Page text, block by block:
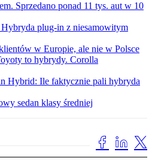
Sprzedano ponad 11 tys. aut w 10
plug-in z niesamowitym
w Europie, ale nie w Polsce
to hybrydy. Corolla
Hybrid: Ile faktycznie pali hybryda
sedan klasy średniej